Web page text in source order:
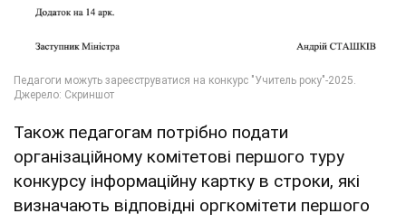
Також педагогам потрібно подати
організаційному комітетові першого туру
конкурсу інформаційну картку в строки, які
визначають відповідні оргкомітети першого